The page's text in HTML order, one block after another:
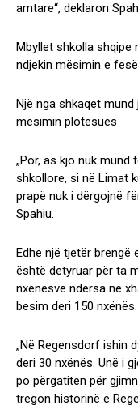
amtare“, deklaron
Mbyllet shkolla shqipe
ndjekin mësimin e
Një nga shkaqet
mësimin plotësues
„Por, as kjo nuk mund
shkollore, si në Limat
prapë nuk i dërgojnë
Spahiu.
Edhe një tjetër brengë
është detyruar për ta
nxënësve ndërsa në
besim deri 150 nxënës.
„Në Regensdorf ishin
deri 30 nxënës. Unë i
po përgatiten për
tregon historinë e